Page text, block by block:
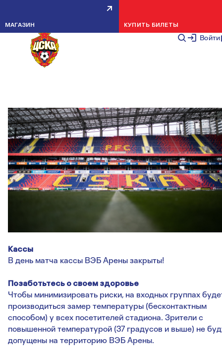
Войти
МАГАЗИН КУПИТЬ БИЛЕТЫ
ИНФОРМАЦИЯ ДЛЯ ЗРИТЕЛЕЙ
МАТЧА ПФК ЦСКА —
НОВОСТИ КЛУБА
Кассы
В день матча кассы ВЭБ Арены закрыты!
Позаботьтесь о своем здоровье
Чтобы минимизировать риски, на входных группах
производиться замер температуры (бесконтактным
способом) у всех посетителей стадиона. Зрители с
повышенной температурой (37 градусов и выше) не
допущены на территорию ВЭБ Арены.